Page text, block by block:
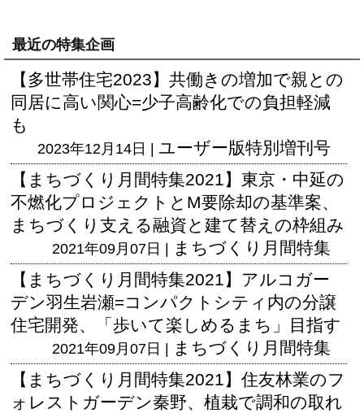
最近の特集企画
【多世帯住宅2023】共働きの増加で親との
同居に高い関心=少子高齢化での負担軽減
も
2023年12月14日 | ユーザー版特別増刊号
【まちづくり月間特集2021】東京・中延の
不燃化プロジェクトとM要除却の基準案、
まちづくり支える融資と建て替えの枠組み
2021年09月07日 | まちづくり月間特集
【まちづくり月間特集2021】アルコガー
デン羽生岩瀬=コンパクトシティ内の分譲
住宅開発、「歩いて楽しめるまち」目指す
2021年09月07日 | まちづくり月間特集
【まちづくり月間特集2021】住友林業のフ
ォレストガーデン秦野、植栽で調和の取れ